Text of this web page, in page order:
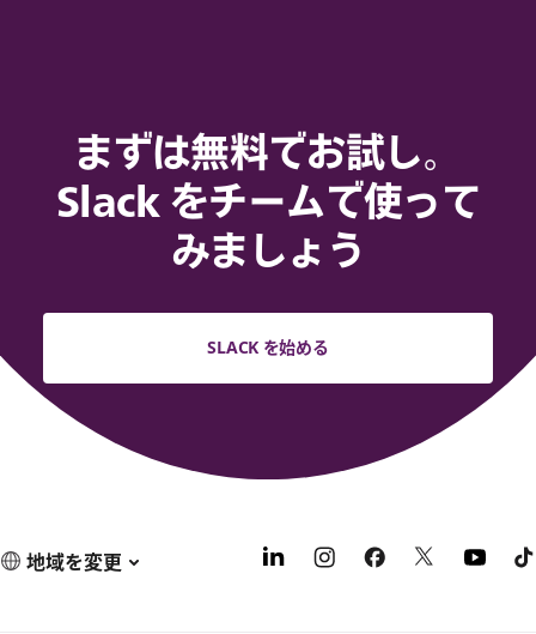
まずは無料でお試し。
Slack をチームで使って
みましょう
SLACK を始める
地域を変更